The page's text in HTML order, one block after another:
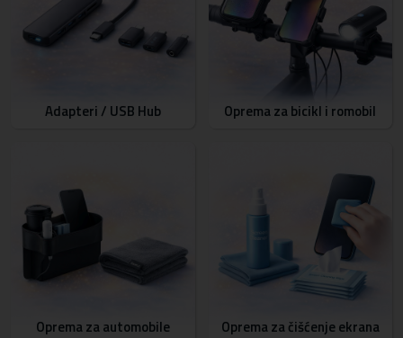
Adapteri / USB Hub Oprema za bicikl i romobil
Oprema za automobile Oprema za čišćenje ekrana